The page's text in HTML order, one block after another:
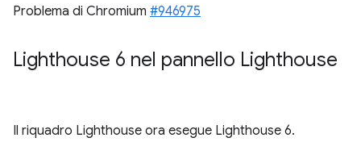
Problema di Chromium #946975
Lighthouse 6 nel pannello Lighthouse
Il riquadro Lighthouse ora esegue Lighthouse 6.